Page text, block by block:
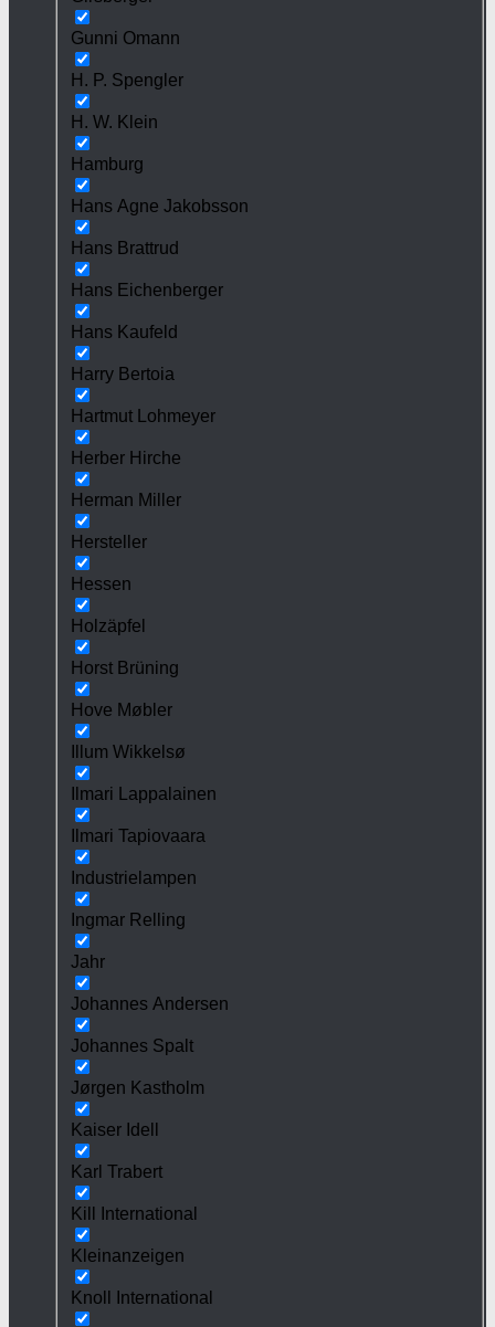
Gunni Omann
H. P. Spengler
H. W. Klein
Hamburg
Hans Agne Jakobsson
Hans Brattrud
Hans Eichenberger
Hans Kaufeld
Harry Bertoia
Hartmut Lohmeyer
Herber Hirche
Herman Miller
Hersteller
Hessen
Holzäpfel
Horst Brüning
Hove Møbler
Illum Wikkelsø
Ilmari Lappalainen
Ilmari Tapiovaara
Industrielampen
Ingmar Relling
Jahr
Johannes Andersen
Johannes Spalt
Jørgen Kastholm
Kaiser Idell
Karl Trabert
Kill International
Kleinanzeigen
Knoll International